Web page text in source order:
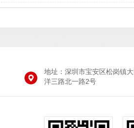
地址：深圳市宝安区松岗镇
洋三路北一路2号